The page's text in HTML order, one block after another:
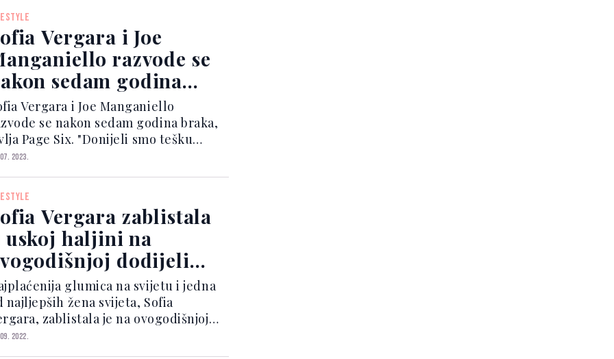
su se vjenčali kako bi zaštitili
imovinu. U dokum...
Vergara i Joe
razvode se
sedam godina
Vergara i Joe Manganiello
se nakon sedam godina braka,
Page Six. "Donijeli smo tešku
o razvodu. Kao dvoje ljudi koji
molimo za poštivanje naše
u ovom tren...
2023.
Vergara zablistala
uskoj haljini na
dodijeli
Emmy
glumica na svijetu i jedna
najljepših žena svijeta, Sofia
zablistala je na ovogodišnjoj
Emmyja, prenosi Klix.ba. Sofia
2022.